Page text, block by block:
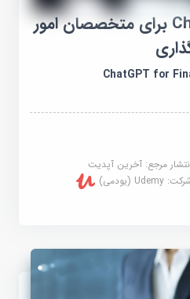
آموزش ChatGPT برای متخصصان امور
ChatGPT for
مرجع:آخرین آپدیت
Udemy (یودمی)